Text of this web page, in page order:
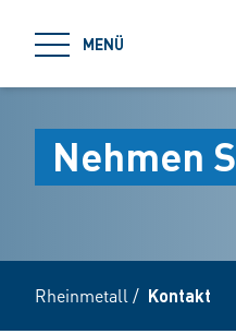
MENÜ
Nehmen
Rheinmetall / Kontakt